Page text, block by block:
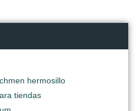
hermosillo
tiendas